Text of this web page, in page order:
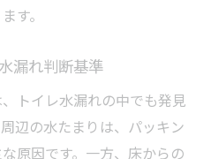
す。
漏れ判断基準
トイレ水漏れの中でも発見
辺の水たまりは、パッキン
原因です。一方、床からの